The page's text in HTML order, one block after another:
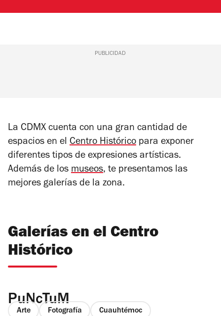
PUBLICIDAD
La CDMX cuenta con una gran cantidad de
espacios en el Centro Histórico para exponer
diferentes tipos de expresiones artísticas.
Además de los museos, te presentamos las
mejores galerías de la zona.
Galerías en el Centro
Histórico
PuNcTuM
Arte Fotografía Cuauhtémoc